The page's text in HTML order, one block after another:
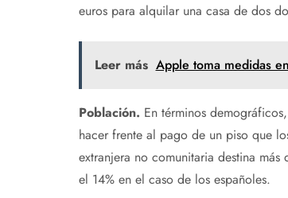
euros para alquilar una casa de dos
Leer más Apple toma medidas
Población. En términos
hacer frente al pago de un piso que
extranjera no comunitaria destina
el 14% en el caso de los españoles.